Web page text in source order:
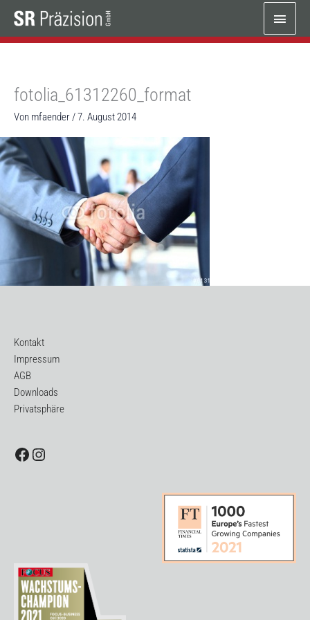
Inhalt
springen
fotolia_61312260_format
Von mfaender /7. August 2014
Kontakt
Impressum
AGB
Downloads
Privatsphäre
Facebook
Instagram